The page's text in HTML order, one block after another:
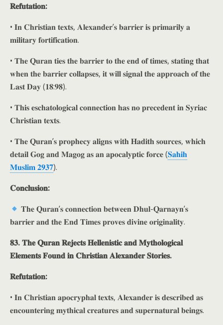
𝐑𝐞𝐟𝐮𝐭𝐚𝐭𝐢𝐨𝐧:
• 𝐈𝐧 𝐂𝐡𝐫𝐢𝐬𝐭𝐢𝐚𝐧 𝐭𝐞𝐱𝐭𝐬, 𝐀𝐥𝐞𝐱𝐚𝐧𝐝𝐞𝐫’𝐬 𝐛𝐚𝐫𝐫𝐢𝐞𝐫 𝐢𝐬 𝐩𝐫𝐢𝐦𝐚𝐫𝐢𝐥𝐲 𝐚
𝐦𝐢𝐥𝐢𝐭𝐚𝐫𝐲 𝐟𝐨𝐫𝐭𝐢𝐟𝐢𝐜𝐚𝐭𝐢𝐨𝐧.
• 𝐓𝐡𝐞 𝐐𝐮𝐫𝐚𝐧 𝐭𝐢𝐞𝐬 𝐭𝐡𝐞 𝐛𝐚𝐫𝐫𝐢𝐞𝐫 𝐭𝐨 𝐭𝐡𝐞 𝐞𝐧𝐝 𝐨𝐟 𝐭𝐢𝐦𝐞𝐬, 𝐬𝐭𝐚𝐭𝐢𝐧𝐠 𝐭𝐡𝐚𝐭
𝐰𝐡𝐞𝐧 𝐭𝐡𝐞 𝐛𝐚𝐫𝐫𝐢𝐞𝐫 𝐜𝐨𝐥𝐥𝐚𝐩𝐬𝐞𝐬, 𝐢𝐭 𝐰𝐢𝐥𝐥 𝐬𝐢𝐠𝐧𝐚𝐥 𝐭𝐡𝐞 𝐚𝐩𝐩𝐫𝐨𝐚𝐜𝐡 𝐨𝐟 𝐭𝐡𝐞
𝐋𝐚𝐬𝐭 𝐃𝐚𝐲 (𝟏𝟖:𝟗𝟖).
• 𝐓𝐡𝐢𝐬 𝐞𝐬𝐜𝐡𝐚𝐭𝐨𝐥𝐨𝐠𝐢𝐜𝐚𝐥 𝐜𝐨𝐧𝐧𝐞𝐜𝐭𝐢𝐨𝐧 𝐡𝐚𝐬 𝐧𝐨 𝐩𝐫𝐞𝐜𝐞𝐝𝐞𝐧𝐭 𝐢𝐧 𝐒𝐲𝐫𝐢𝐚𝐜
𝐂𝐡𝐫𝐢𝐬𝐭𝐢𝐚𝐧 𝐭𝐞𝐱𝐭𝐬.
• 𝐓𝐡𝐞 𝐐𝐮𝐫𝐚𝐧’𝐬 𝐩𝐫𝐨𝐩𝐡𝐞𝐜𝐲 𝐚𝐥𝐢𝐠𝐧𝐬 𝐰𝐢𝐭𝐡 𝐇𝐚𝐝𝐢𝐭𝐡 𝐬𝐨𝐮𝐫𝐜𝐞𝐬, 𝐰𝐡𝐢𝐜𝐡
𝐝𝐞𝐭𝐚𝐢𝐥 𝐆𝐨𝐠 𝐚𝐧𝐝 𝐌𝐚𝐠𝐨𝐠 𝐚𝐬 𝐚𝐧 𝐚𝐩𝐨𝐜𝐚𝐥𝐲𝐩𝐭𝐢𝐜 𝐟𝐨𝐫𝐜𝐞 (𝐒𝐚𝐡𝐢𝐡
𝐌𝐮𝐬𝐥𝐢𝐦 𝟐𝟗𝟑𝟕).
𝐂𝐨𝐧𝐜𝐥𝐮𝐬𝐢𝐨𝐧:
𝐓𝐡𝐞 𝐐𝐮𝐫𝐚𝐧’𝐬 𝐜𝐨𝐧𝐧𝐞𝐜𝐭𝐢𝐨𝐧 𝐛𝐞𝐭𝐰𝐞𝐞𝐧 𝐃𝐡𝐮𝐥-𝐐𝐚𝐫𝐧𝐚𝐲𝐧’𝐬
𝐛𝐚𝐫𝐫𝐢𝐞𝐫 𝐚𝐧𝐝 𝐭𝐡𝐞 𝐄𝐧𝐝 𝐓𝐢𝐦𝐞𝐬 𝐩𝐫𝐨𝐯𝐞𝐬 𝐝𝐢𝐯𝐢𝐧𝐞 𝐨𝐫𝐢𝐠𝐢𝐧𝐚𝐥𝐢𝐭𝐲.
𝟖𝟑. 𝐓𝐡𝐞 𝐐𝐮𝐫𝐚𝐧 𝐑𝐞𝐣𝐞𝐜𝐭𝐬 𝐇𝐞𝐥𝐥𝐞𝐧𝐢𝐬𝐭𝐢𝐜 𝐚𝐧𝐝 𝐌𝐲𝐭𝐡𝐨𝐥𝐨𝐠𝐢𝐜𝐚𝐥
𝐄𝐥𝐞𝐦𝐞𝐧𝐭𝐬 𝐅𝐨𝐮𝐧𝐝 𝐢𝐧 𝐂𝐡𝐫𝐢𝐬𝐭𝐢𝐚𝐧 𝐀𝐥𝐞𝐱𝐚𝐧𝐝𝐞𝐫 𝐒𝐭𝐨𝐫𝐢𝐞𝐬.
𝐑𝐞𝐟𝐮𝐭𝐚𝐭𝐢𝐨𝐧:
• 𝐈𝐧 𝐂𝐡𝐫𝐢𝐬𝐭𝐢𝐚𝐧 𝐚𝐩𝐨𝐜𝐫𝐲𝐩𝐡𝐚𝐥 𝐭𝐞𝐱𝐭𝐬, 𝐀𝐥𝐞𝐱𝐚𝐧𝐝𝐞𝐫 𝐢𝐬 𝐝𝐞𝐬𝐜𝐫𝐢𝐛𝐞𝐝 𝐚𝐬
𝐞𝐧𝐜𝐨𝐮𝐧𝐭𝐞𝐫𝐢𝐧𝐠 𝐦𝐲𝐭𝐡𝐢𝐜𝐚𝐥 𝐜𝐫𝐞𝐚𝐭𝐮𝐫𝐞𝐬 𝐚𝐧𝐝 𝐬𝐮𝐩𝐞𝐫𝐧𝐚𝐭𝐮𝐫𝐚𝐥 𝐛𝐞𝐢𝐧𝐠𝐬.